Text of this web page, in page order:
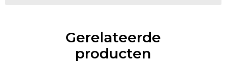
Gerelateerde
producten